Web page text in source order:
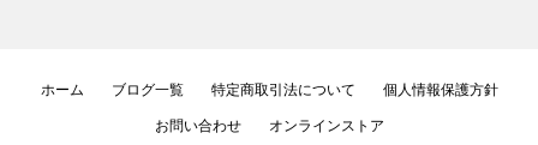
ホーム ブログ一覧 特定商取引法について
個人情報保護方針
お問い合わせ
オンラインストア